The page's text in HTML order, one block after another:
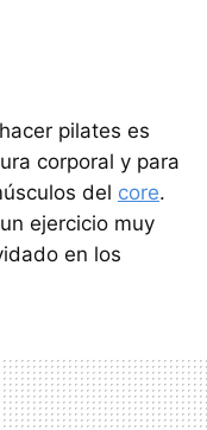
pilates es
corporal y para
del core.
ejercicio muy
en los